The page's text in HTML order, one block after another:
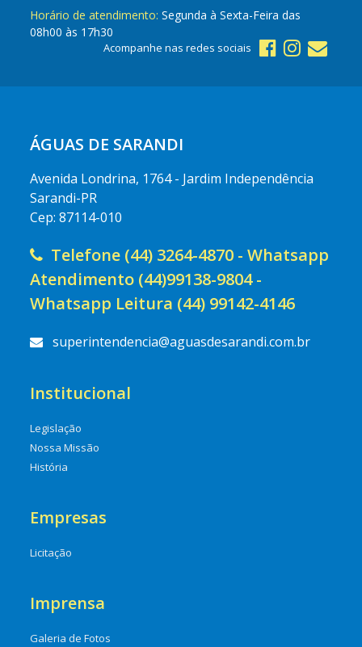
Horário de atendimento: Segunda à Sexta-Feira das
08h00 às 17h30
Acompanhe nas redes sociais
ÁGUAS DE SARANDI
Avenida Londrina, 1764 - Jardim Independência
Sarandi-PR
Cep: 87114-010
Telefone (44) 3264-4870 - Whatsapp
Atendimento (44)99138-9804 -
Whatsapp Leitura (44) 99142-4146
superintendencia@aguasdesarandi.com.br
Institucional
Legislação
Nossa Missão
História
Empresas
Licitação
Imprensa
Galeria de Fotos